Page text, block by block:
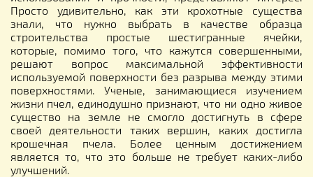
Просто удивительно, как эти крохотные существа
знали, что нужно выбрать в качестве образца
строительства простые шестигранные ячейки,
которые, помимо того, что кажутся совершенными,
решают вопрос максимальной эффективности
используемой поверхности без разрыва между этими
поверхностями. Ученые, занимающиеся изучением
жизни пчел, единодушно признают, что ни одно живое
существо на земле не смогло достигнуть в сфере
своей деятельности таких вершин, каких достигла
крошечная пчела. Более ценным достижением
является то, что это больше не требует каких-либо
улучшений.